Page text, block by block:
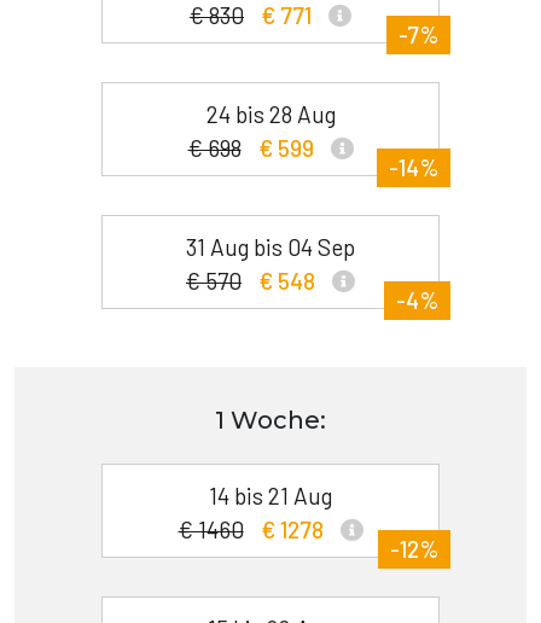
€ 830 € 771
-7%
24 bis 28 Aug
€ 698
€ 599
-14%
31 Aug bis 04 Sep
€ 570
€ 548
-4%
1 Woche:
14 bis 21 Aug
€ 1460
€ 1278
-12%